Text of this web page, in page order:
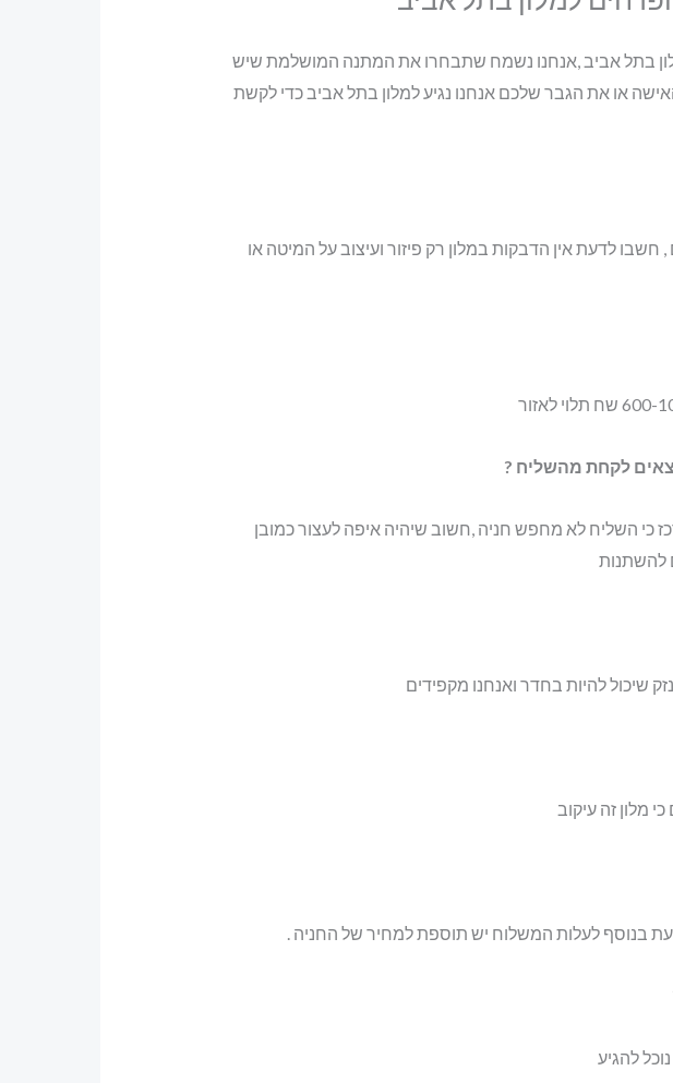
בתל אביב ,אנחנו נשמח שתבחרו את המתנה המושלמת שיש
או את הגבר שלכם אנחנו נגיע למלון בתל אביב כדי לקשת
לדעת אין הדבקות במלון רק פיזור ועיצוב על המיטה או
לקחת מהשליח ?
שח לאזור המרכז כי השליח לא מחפש חניה ,חשוב שיהיה איפה לעצור כמובן
להשתנות
שיכול להיות בחדר ואנחנו מקפידים
מלון זה עיקוב
בנוסף לעלות המשלוח יש תוספת למחיר של החניה .
להגיע